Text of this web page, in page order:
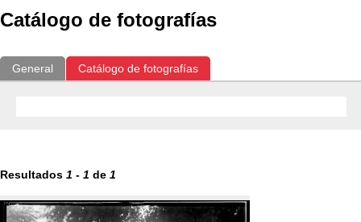
Catálogo de fotografías
General Catálogo de fotografías
Resultados 1 - 1 de 1